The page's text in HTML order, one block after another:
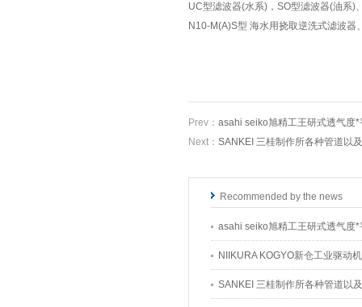
UC型滤波器(水系)，SO型滤波器(油系)
N10-M(A)S型 海水用挠取逆洗式滤波器
Prev： asahi seiko旭精工王研式透气度
Next： SANKEI 三桂制作所各种管道以
Recommended by the news
asahi seiko旭精工王研式透气度
NIIKURA KOGYO新仓工业驱动
SANKEI 三桂制作所各种管道以